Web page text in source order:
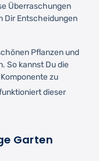
Überraschungen
Dir Entscheidungen
Pflanzen und
So kannst Du die
zu
dieser
Garten